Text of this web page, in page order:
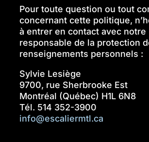
Pour toute question ou tout
concernant cette politique,
à entrer en contact avec notre
responsable de la protection
renseignements personnels :
Sylvie Lesiège
9700, rue Sherbrooke Est
Montréal (Québec) H1L 6N8
Tél. 514 352-3900
info@escaliermtl.ca